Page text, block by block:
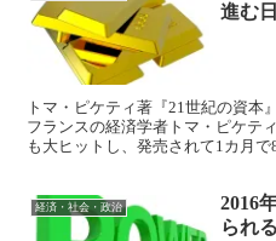
進む
トマ・ピケティ著『21世紀の資本
フランスの経済学者トマ・ピケテ
も大ヒットし、発売されて1カ月で
経済・社会・政治
2016
られ